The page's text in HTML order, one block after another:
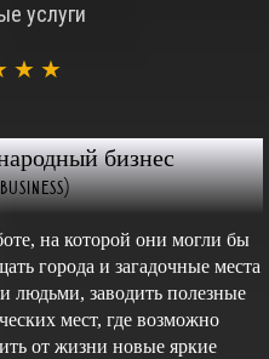
услуги
★
★
бизнес
на которой они могли бы
города и загадочные места
людьми, заводить полезные
мест, где возможно
от жизни новые яркие